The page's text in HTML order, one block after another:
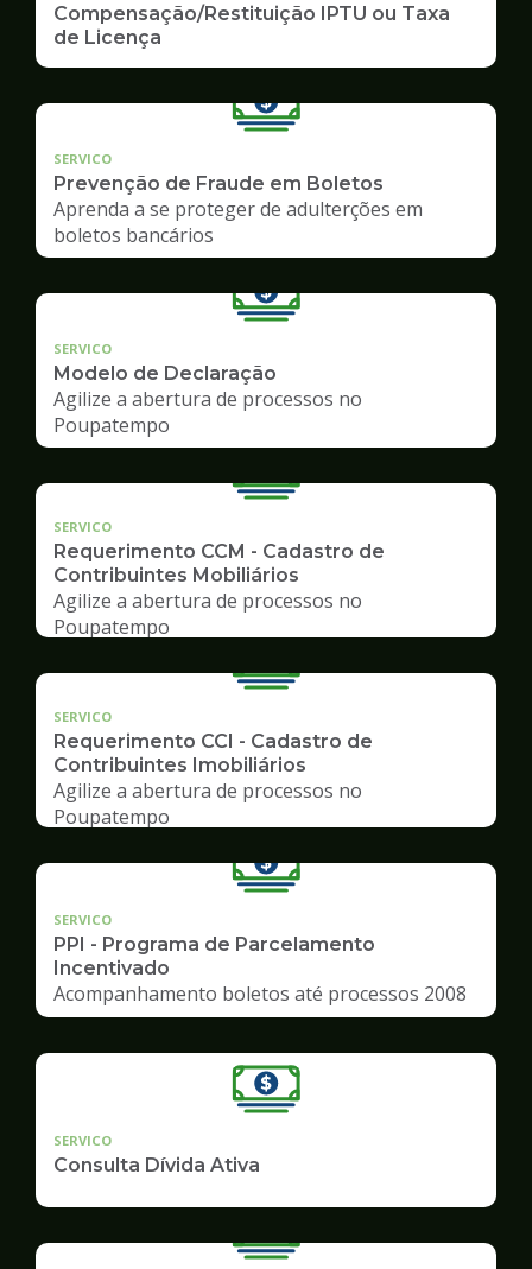
Compensação/Restituição IPTU ou Taxa
de Licença
SERVICO
Prevenção de Fraude em Boletos
Aprenda a se proteger de adulterções em
boletos bancários
SERVICO
Modelo de Declaração
Agilize a abertura de processos no
Poupatempo
SERVICO
Requerimento CCM - Cadastro de
Contribuintes Mobiliários
Agilize a abertura de processos no
Poupatempo
SERVICO
Requerimento CCI - Cadastro de
Contribuintes Imobiliários
Agilize a abertura de processos no
Poupatempo
SERVICO
PPI - Programa de Parcelamento
Incentivado
Acompanhamento boletos até processos 2008
SERVICO
Consulta Dívida Ativa